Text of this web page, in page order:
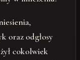
oraz odgłosy
cokolwiek